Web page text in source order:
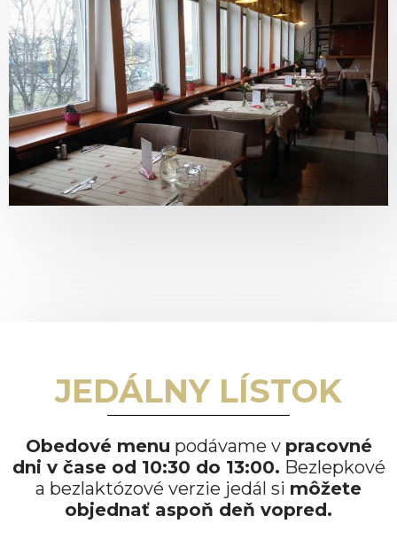
JEDÁLNY LÍSTOK
Obedové menu podávame v pracovné
dni v čase od 10:30 do 13:00. Bezlepkové
a bezlaktózové verzie jedál si môžete
objednať aspoň deň vopred.